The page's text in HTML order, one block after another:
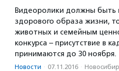
Видеоролики должны
здорового образа жизни,
животных и семейным
конкурса – присутствие в
принимаются до 30 ноября.
Новости · 07.11.2016 ·